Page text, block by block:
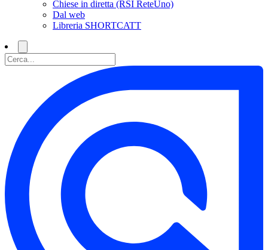
Chiese in diretta (RSI ReteUno)
Dal web
Libreria SHORTCATT